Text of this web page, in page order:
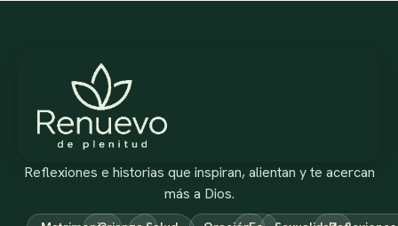
Reflexiones e historias que inspiran, alientan y te acercan
más a Dios.